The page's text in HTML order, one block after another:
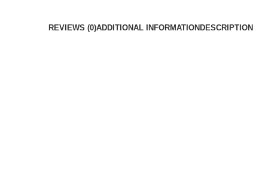
DESCRIPTION
ADDITIONAL INFORMATION
REVIEWS (0)